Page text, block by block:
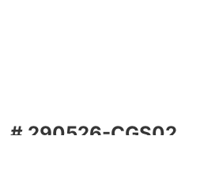
# 290526-CGS02